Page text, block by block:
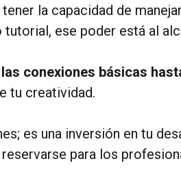
la capacidad de
ese poder está al
conexiones básicas
tu creatividad.
es una inversión en tu
para los